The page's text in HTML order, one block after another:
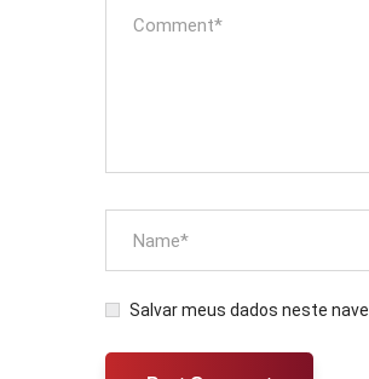
Salvar meus dados neste